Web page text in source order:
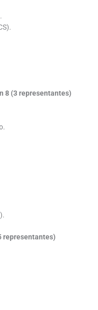
8 (3 representantes)
representantes)